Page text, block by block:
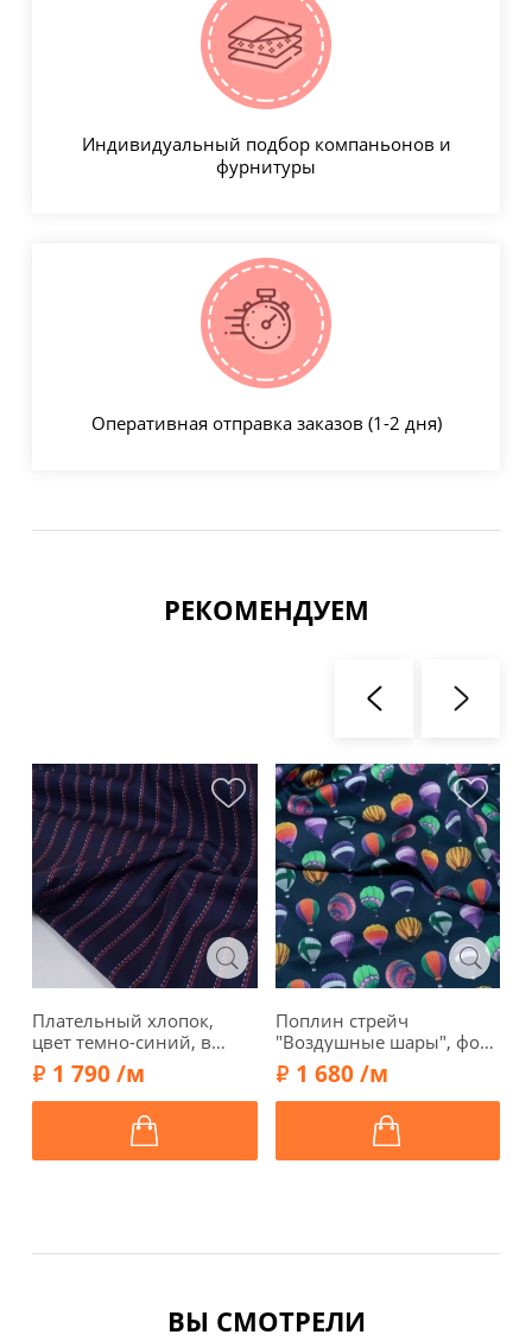
Индивидуальный подбор компаньонов и
фурнитуры
Оперативная отправка заказов (1-2 дня)
РЕКОМЕНДУЕМ
Плательный хлопок,
цвет темно-синий, в
белую и красную
полоску, 1032220
1 790 /м
Поплин стрейч
"Воздушные шары", фон
сине-фиолетовый, 01002
1 680 /м
ВЫ СМОТРЕЛИ